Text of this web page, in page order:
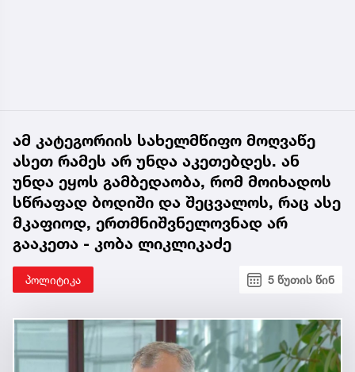
ამ კატეგორიის სახელმწიფო მოღვაწე
ასეთ რამეს არ უნდა აკეთებდეს. ან
უნდა ეყოს გამბედაობა, რომ მოიხადოს
სწრაფად ბოდიში და შეცვალოს, რაც ასე
მკაფიოდ, ერთმნიშვნელოვნად არ
გააკეთა - კობა ლიკლიკაძე
პოლიტიკა 5 წუთის წინ